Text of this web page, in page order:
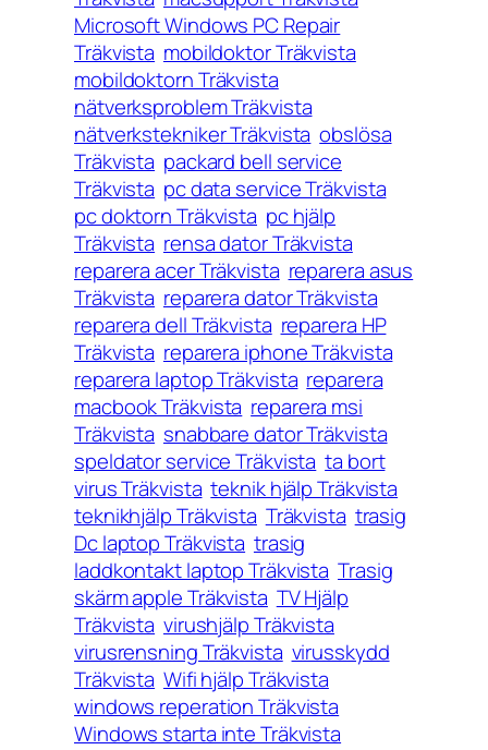
Microsoft Windows PC Repair
Träkvista mobildoktor Träkvista
mobildoktorn Träkvista
nätverksproblem Träkvista
nätverkstekniker Träkvista obslösa
Träkvista packard bell service
Träkvista pc data service Träkvista
pc doktorn Träkvista pc hjälp
Träkvista rensa dator Träkvista
reparera acer Träkvista reparera asus
Träkvista reparera dator Träkvista
reparera dell Träkvista reparera HP
Träkvista reparera iphone Träkvista
reparera laptop Träkvista reparera
macbook Träkvista reparera msi
Träkvista snabbare dator Träkvista
speldator service Träkvista ta bort
virus Träkvista teknik hjälp Träkvista
teknikhjälp Träkvista Träkvista trasig
Dc laptop Träkvista trasig
laddkontakt laptop Träkvista Trasig
skärm apple Träkvista TV Hjälp
Träkvista virushjälp Träkvista
virusrensning Träkvista virusskydd
Träkvista Wifi hjälp Träkvista
windows reperation Träkvista
Windows starta inte Träkvista